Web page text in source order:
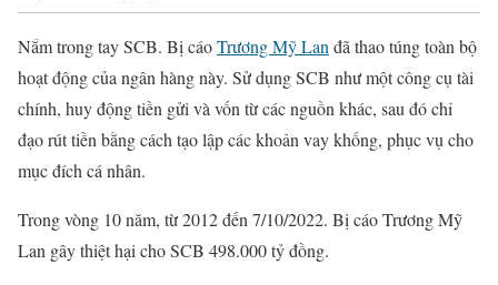
Nắm trong tay SCB. Bị cáoTrương Mỹ Lan đã thao túng toàn bộ
hoạt động của ngân hàng này. Sử dụng SCB như một công cụ tài
chính, huy động tiền gửi và vốn từ các nguồn khác, sau đó chỉ
đạo rút tiền bằng cách tạo lập các khoản vay khống, phục vụ cho
mục đích cá nhân.
Trong vòng 10 năm, từ 2012 đến 7/10/2022. Bị cáo Trương Mỹ
Lan gây thiệt hại cho SCB 498.000 tỷ đồng.